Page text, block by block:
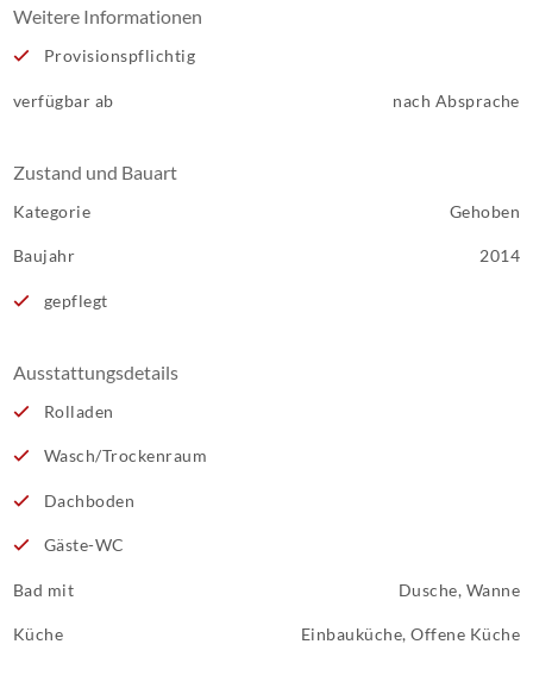
Weitere Informationen
Provisionspflichtig
verfügbar ab nach Absprache
Zustand und Bauart
Kategorie Gehoben
Baujahr 2014
gepflegt
Ausstattungsdetails
Rolladen
Wasch/Trockenraum
Dachboden
Gäste-WC
Bad mit Dusche, Wanne
Küche Einbauküche, Offene Küche